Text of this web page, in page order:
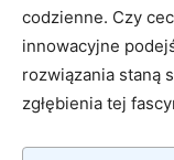
codzienne. Czy
innowacyjne
rozwiązania staną
zgłębienia tej